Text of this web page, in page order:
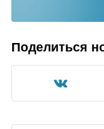
Поделиться